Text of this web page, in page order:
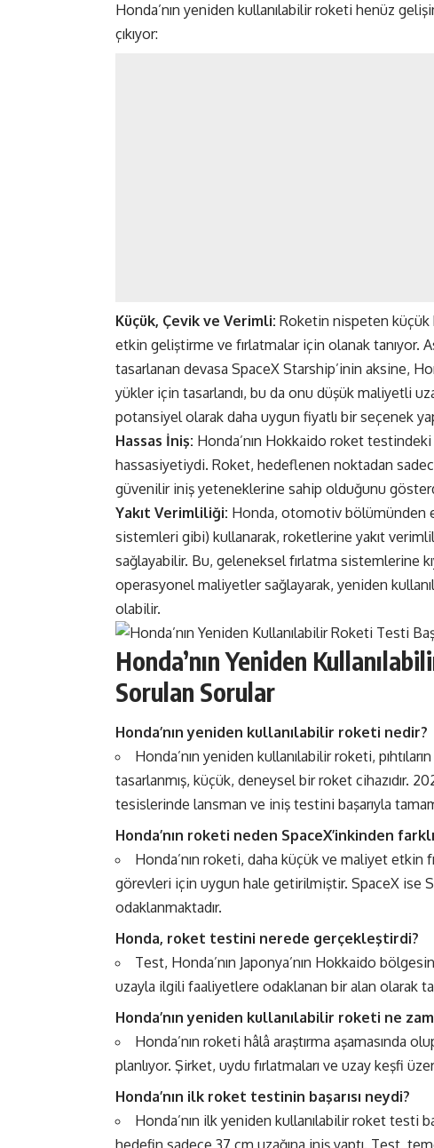
Honda’nın yeniden kullanılabilir roketi henüz
çıkıyor:
Küçük, Çevik ve Verimli: Roketin nispeten
etkin geliştirme ve fırlatmalar için olanak tanıyor.
tasarlanan devasa SpaceX Starship’inin aksine,
yükler için tasarlandı, bu da onu düşük maliyetli
potansiyel olarak daha uygun fiyatlı bir seçenek
Hassas İniş: Honda’nın Hokkaido roket
hassasiyetiydi. Roket, hedeflenen noktadan
güvenilir iniş yeteneklerine sahip olduğunu
Yakıt Verimliliği: Honda, otomotiv bölümünden
sistemleri gibi) kullanarak, roketlerine yakıt
sağlayabilir. Bu, geleneksel fırlatma sistemlerine
operasyonel maliyetler sağlayarak, yeniden
olabilir.
Honda’nın Yeniden
Sorulan Sorular
Honda’nın yeniden kullanılabilir roketi nedir?
Honda’nın yeniden kullanılabilir roketi,
tasarlanmış, küçük, deneysel bir roket cihazıdır.
tesislerinde lansman ve iniş testini başarıyla
Honda’nın roketi neden SpaceX’inkinden
Honda’nın roketi, daha küçük ve maliyet etkin
görevleri için uygun hale getirilmiştir. SpaceX ise
odaklanmaktadır.
Honda, roket testini nerede gerçekleştirdi?
Test, Honda’nın Japonya’nın Hokkaido
uzayla ilgili faaliyetlere odaklanan bir alan olarak
Honda’nın yeniden kullanılabilir roketi ne
Honda’nın roketi hâlâ araştırma aşamasında
planlıyor. Şirket, uydu fırlatmaları ve uzay keşfi
Honda’nın ilk roket testinin başarısı neydi?
Honda’nın ilk yeniden kullanılabilir roket testi
hedefin sadece 37 cm uzağına iniş yaptı. Test,